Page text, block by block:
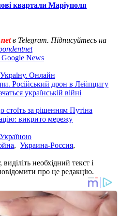
квартали Маріуполя
в Telegram. Підписуйтесь на
News
Онлайн
Російський дрон в Лейпцигу
українській війні
стоїть за рішенням Путіна
викрито мережу
Україною
, Украина-Россия,
необхідний текст і
про це редакцію.